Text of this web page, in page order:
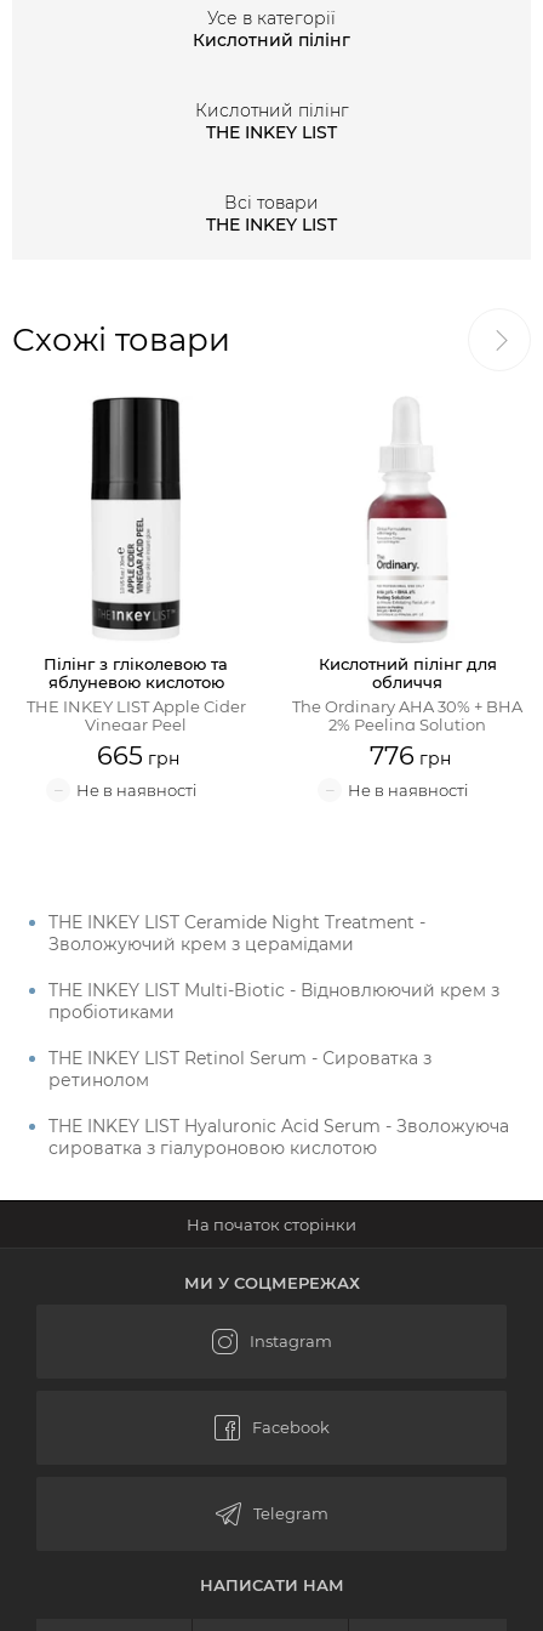
присутній у пілінгу тандем екстракту цукрового клена
Усе в категорії
Кислотний пілінг
Кислотний пілінг
THE INKEY LIST
Всі товари
THE INKEY LIST
Схожі товари
Пілінг з гліколевою та
яблуневою кислотою
THE INKEY LIST Apple Cider
Vinegar Peel
665
Кислотний пілінг для
обличчя
The Ordinary AHA 30% + BHA
2% Peeling Solution
776
THE INKEY LIST Ceramide Night Treatment -
Зволожуючий крем з церамідами
THE INKEY LIST Multi-Biotic - Відновлюючий крем з
пробіотиками
THE INKEY LIST Retinol Serum - Сироватка з
ретинолом
THE INKEY LIST Hyaluronic Acid Serum - Зволожуюча
сироватка з гіалуроновою кислотою
МИ У СОЦМЕРЕЖАХ
НАПИСАТИ НАМ